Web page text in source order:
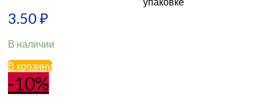
3.50₽
В наличии
В корзину
-10%